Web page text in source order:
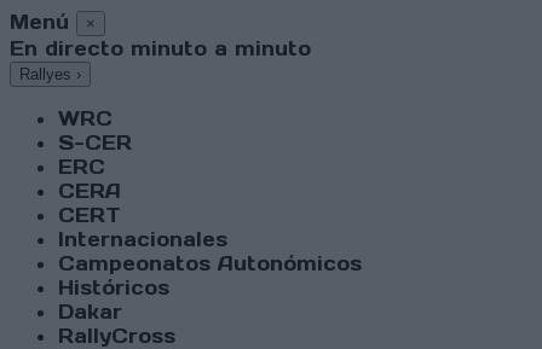
Menú ×
En directo minuto a minuto
Rallyes ›
WRC
S-CER
ERC
CERA
CERT
Internacionales
Campeonatos Autonómicos
Históricos
Dakar
RallyCross